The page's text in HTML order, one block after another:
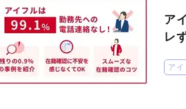
ア
レ
ア